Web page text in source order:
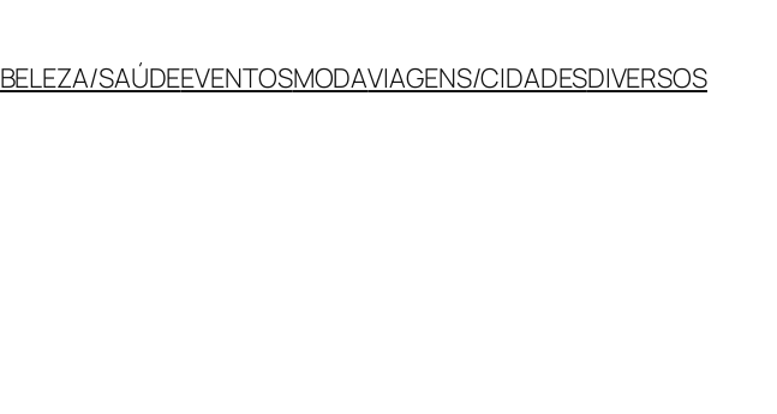
BELEZA/SAÚDEEVENTOSMODAVIAGENS/CIDADESDIVERSOS